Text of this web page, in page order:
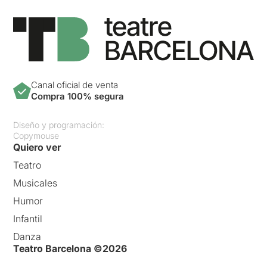
Canal oficial de venta
Compra 100% segura
Diseño y programación:
Copymouse
Quiero ver
Teatro
Musicales
Humor
Infantil
Danza
Teatro Barcelona ©2026